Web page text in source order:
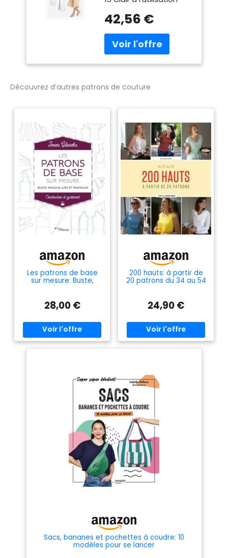
42,56 €
Découvrez d’autres patrons de couture
Les patrons de base
sur mesure: Buste,
manche, jupe et
Construction et
ajustement
28,00 €
200 hauts: à partir de
20 patrons du 34 au 54
24,90 €
Sacs, bananes et pochettes à coudre: 10
modèles pour se lancer